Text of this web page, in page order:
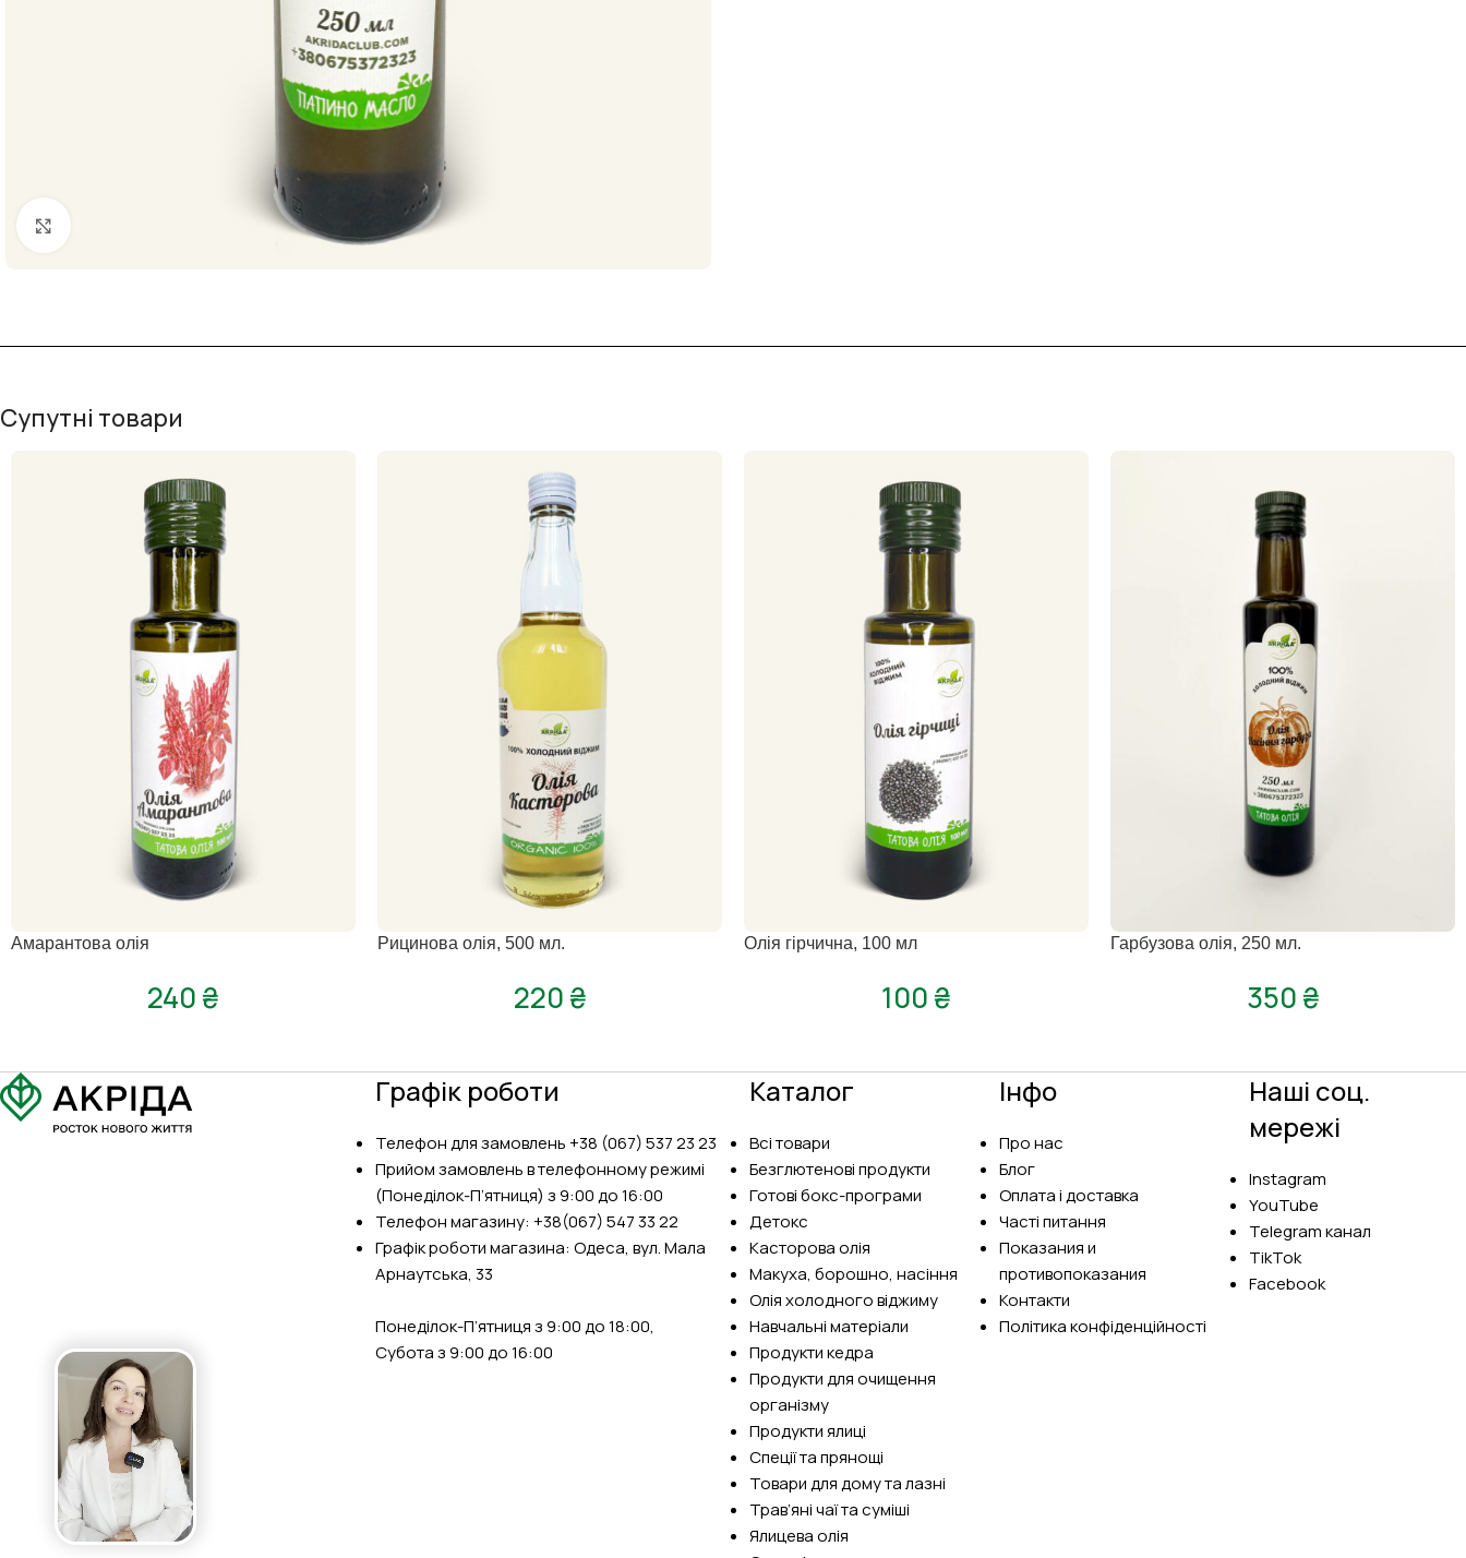
Супутні товари
Амарантова олія
240₴
Рицинова олія, 500 мл.
220₴
Олія гірчична, 100 мл
100₴
Гарбузова олія, 250 мл.
350₴
Графік роботи
Телефон для замовлень+38 (067) 537 23 23
Прийом замовлень в телефонному режимі
(Понеділок-П’ятниця) з 9:00 до 16:00
Телефон магазину: +38(067) 547 33 22
Графік роботи магазина: Одеса, вул. Мала
Арнаутська, 33
Понеділок-П’ятниця з 9:00 до 18:00,
Субота з 9:00 до 16:00
Каталог
Всі товари
Безглютенові продукти
Готові бокс-програми
Детокс
Касторова олія
Макуха, борошно, насіння
Олія холодного віджиму
Навчальні матеріали
Продукти кедра
Продукти для очищення
організму
Продукти ялиці
Спеції та прянощі
Товари для дому та лазні
Трав’яні чаї та суміші
Ялицева олія
Інфо
Про нас
Блог
Оплата і доставка
Часті питання
Показания и
противопоказания
Контакти
Політика конфіденційності
Наші соц.
мережі
Instagram
YouTube
Telegram канал
TikTok
Facebook